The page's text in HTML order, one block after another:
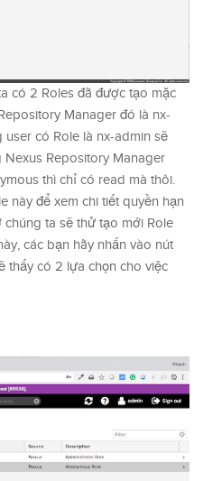
có 2 Roles đã được tạo mặc
Manager đó là nx-
có Role là nx-admin sẽ
Repository Manager
thì chỉ có read mà thôi.
này để xem chi tiết quyền hạn
ta sẽ thử tạo mới Role
các bạn hãy nhấn vào nút
thấy có 2 lựa chọn cho việc